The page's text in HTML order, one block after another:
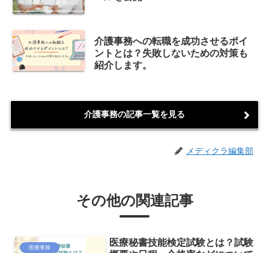
介護事務への転職を成功させるポイ
ントとは？失敗しないための対策も
紹介します。
介護事務の記事一覧を見る
メディクラ編集部
その他の関連記事
医療事務
医療秘書技能検定試験とは？試験